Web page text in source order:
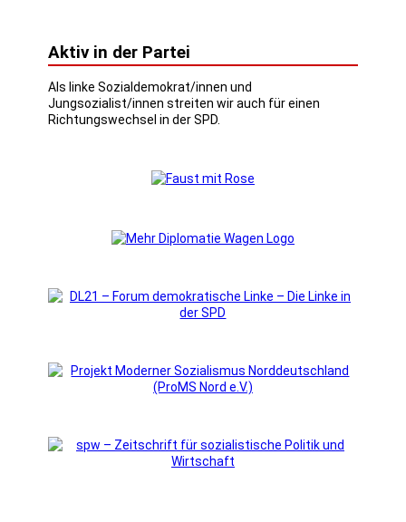
Aktiv in der Partei
Als linke Sozialdemokrat/innen und
Jungsozialist/innen streiten wir auch für einen
Richtungswechsel in der SPD.